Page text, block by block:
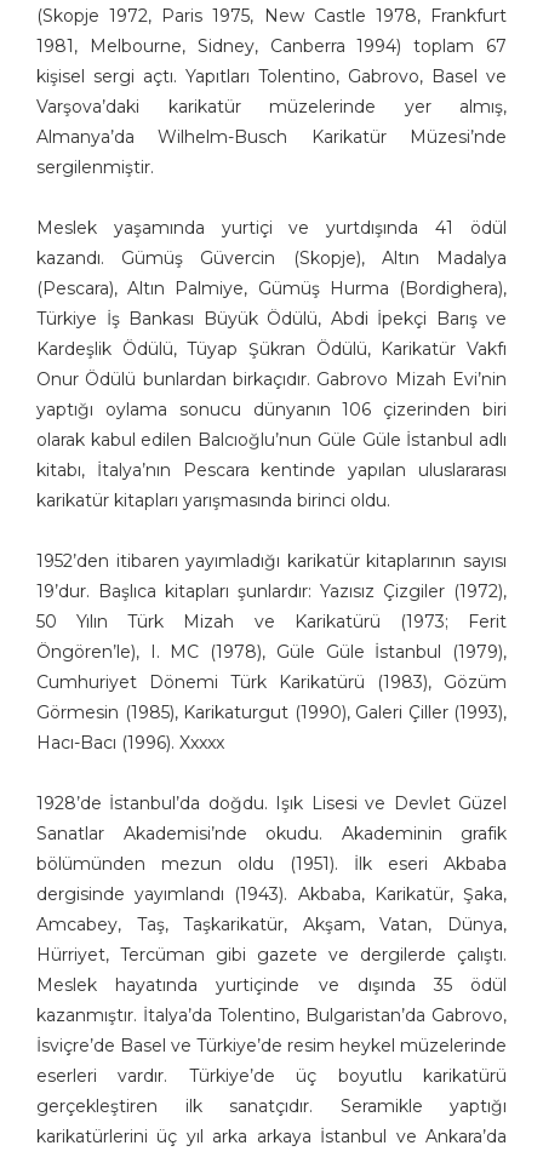
Burak Ergin
Burhan Solukçu
Burhanettin Ardagil
Bülent Arabacıoğlu
Bülent Cevdet Karaköse
Bülent Dağaşan
Bülent Oktay
Cafer Zorlu
Cemalettin Güzeloğlu
Cem Güzeloğlu
Cem Koç
Cihan Demirci
Cumhur Gazioğlu
Deniz Dokgöz
Ekrem Borazan
Ekrem Kılıç
Eray Özbek
Ercan Akyol
Ercan Baysal
Erdal Türkmen
Erdoğan Bozok
Ergin Gülen
Ergün Gündüz
Erol Büyükmeriç
Ertan Türkmen
Fahriye Çıtaklı
Faruk Karaçay
Ferruh Doğan
Fethi Gürcan Mermertaş
Gürbüz Doğan Ekşioğlu
(Skopje 1972, Paris 1975, New Castle 1978, Frankfurt
1981, Melbourne, Sidney, Canberra 1994) toplam 67
kişisel sergi açtı. Yapıtları Tolentino, Gabrovo, Basel ve
Varşova’daki karikatür müzelerinde yer almış,
Almanya’da Wilhelm-Busch Karikatür Müzesi’nde
sergilenmiştir.
Meslek yaşamında yurtiçi ve yurtdışında 41 ödül
kazandı. Gümüş Güvercin (Skopje), Altın Madalya
(Pescara), Altın Palmiye, Gümüş Hurma (Bordighera),
Türkiye İş Bankası Büyük Ödülü, Abdi İpekçi Barış ve
Kardeşlik Ödülü, Tüyap Şükran Ödülü, Karikatür Vakfı
Onur Ödülü bunlardan birkaçıdır. Gabrovo Mizah Evi’nin
yaptığı oylama sonucu dünyanın 106 çizerinden biri
olarak kabul edilen Balcıoğlu’nun Güle Güle İstanbul adlı
kitabı, İtalya’nın Pescara kentinde yapılan uluslararası
karikatür kitapları yarışmasında birinci oldu.
1952’den itibaren yayımladığı karikatür kitaplarının sayısı
19’dur. Başlıca kitapları şunlardır: Yazısız Çizgiler (1972),
50 Yılın Türk Mizah ve Karikatürü (1973; Ferit
Öngören’le), I. MC (1978), Güle Güle İstanbul (1979),
Cumhuriyet Dönemi Türk Karikatürü (1983), Gözüm
Görmesin (1985), Karikaturgut (1990), Galeri Çiller (1993),
Hacı-Bacı (1996). Xxxxx
1928’de İstanbul’da doğdu. Işık Lisesi ve Devlet Güzel
Sanatlar Akademisi’nde okudu. Akademinin grafik
bölümünden mezun oldu (1951). İlk eseri Akbaba
dergisinde yayımlandı (1943). Akbaba, Karikatür, Şaka,
Amcabey, Taş, Taşkarikatür, Akşam, Vatan, Dünya,
Hürriyet, Tercüman gibi gazete ve dergilerde çalıştı.
Meslek hayatında yurtiçinde ve dışında 35 ödül
kazanmıştır. İtalya’da Tolentino, Bulgaristan’da Gabrovo,
İsviçre’de Basel ve Türkiye’de resim heykel müzelerinde
eserleri vardır. Türkiye’de üç boyutlu karikatürü
gerçekleştiren ilk sanatçıdır. Seramikle yaptığı
karikatürlerini üç yıl arka arkaya İstanbul ve Ankara’da